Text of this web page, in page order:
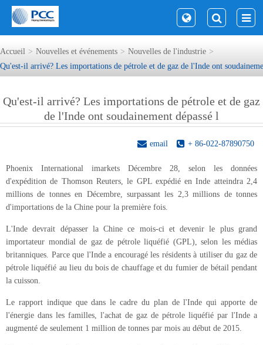
Accueil Nouvelles et événements
Nouvelles de l'industrie
Qu'est-il arrivé? Les importations de pétrole et de gaz de l'Inde ont
Qu'est-il arrivé? Les importations de pétrole et de gaz
de l'Inde ont soudainement dépassé l
+ 86-022-87890750
email
Phoenix International imarkets Décembre 28, selon les données
d'expédition de Thomson Reuters, le GPL expédié en Inde atteindra 2,4
millions de tonnes en Décembre, surpassant les 2,3 millions de tonnes
d'importations de la Chine pour la première fois.
L'Inde devrait dépasser la Chine ce mois-ci et devenir le plus grand
importateur mondial de gaz de pétrole liquéfié (GPL), selon les médias
britanniques. Parce que l'Inde a encouragé les résidents à utiliser du gaz de
pétrole liquéfié au lieu du bois de chauffage et du fumier de bétail pendant
la cuisson.
Le rapport indique que dans le cadre du plan de l'Inde qui apporte de
l'énergie dans les familles, l'achat de gaz de pétrole liquéfié par l'Inde a
augmenté de seulement 1 million de tonnes par mois au début de 2015.